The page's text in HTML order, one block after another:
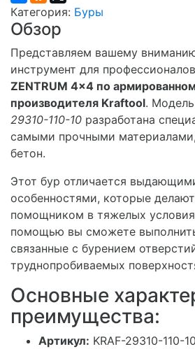
Категория: Буры
Обзор
Представляем вашему
инструмент для
ZENTRUM 4x4 по
производителя Kraftool. Модель
29310-110-10 разработана
самыми прочными
бетон.
Этот бур отличается
особенностями, которые
помощником в тяжелых
помощью вы сможете
связанные с бурением
труднопробиваемых
Основные
преимущества:
Артикул: KRAF-29310-110-10